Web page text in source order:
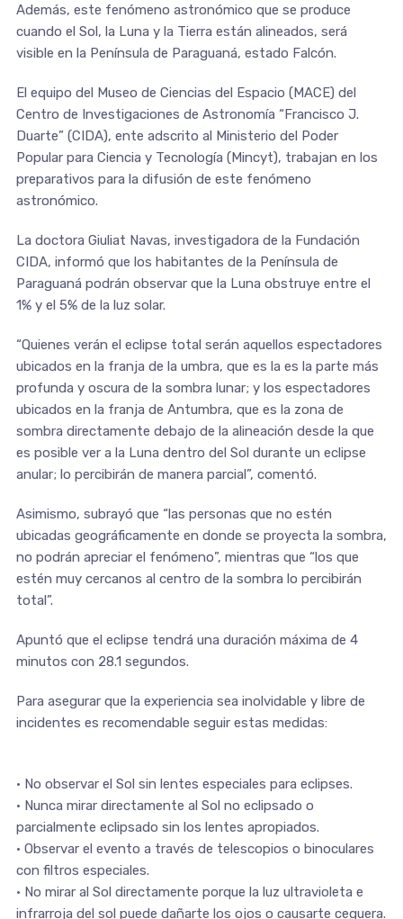
Además, este fenómeno astronómico que se produce
cuando el Sol, la Luna y la Tierra están alineados, será
visible en la Península de Paraguaná, estado Falcón.
El equipo del Museo de Ciencias del Espacio (MACE) del
Centro de Investigaciones de Astronomía “Francisco J.
Duarte” (CIDA), ente adscrito al Ministerio del Poder
Popular para Ciencia y Tecnología (Mincyt), trabajan en los
preparativos para la difusión de este fenómeno
astronómico.
La doctora Giuliat Navas, investigadora de la Fundación
CIDA, informó que los habitantes de la Península de
Paraguaná podrán observar que la Luna obstruye entre el
1% y el 5% de la luz solar.
“Quienes verán el eclipse total serán aquellos espectadores
ubicados en la franja de la umbra, que es la es la parte más
profunda y oscura de la sombra lunar; y los espectadores
ubicados en la franja de Antumbra, que es la zona de
sombra directamente debajo de la alineación desde la que
es posible ver a la Luna dentro del Sol durante un eclipse
anular; lo percibirán de manera parcial”, comentó.
Asimismo, subrayó que “las personas que no estén
ubicadas geográficamente en donde se proyecta la sombra,
no podrán apreciar el fenómeno”, mientras que “los que
estén muy cercanos al centro de la sombra lo percibirán
total”.
Apuntó que el eclipse tendrá una duración máxima de 4
minutos con 28.1 segundos.
Para asegurar que la experiencia sea inolvidable y libre de
incidentes es recomendable seguir estas medidas:
• No observar el Sol sin lentes especiales para eclipses.
• Nunca mirar directamente al Sol no eclipsado o
parcialmente eclipsado sin los lentes apropiados.
• Observar el evento a través de telescopios o binoculares
con filtros especiales.
• No mirar al Sol directamente porque la luz ultravioleta e
infrarroja del sol puede dañarte los ojos o causarte ceguera.